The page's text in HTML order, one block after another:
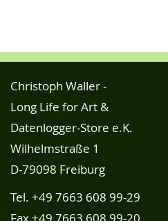
Christoph Waller -
Long Life for Art &
Datenlogger-Store e.K.
Wilhelmstraße 1
D-79098 Freiburg
Tel. +49 7663 608 99-29